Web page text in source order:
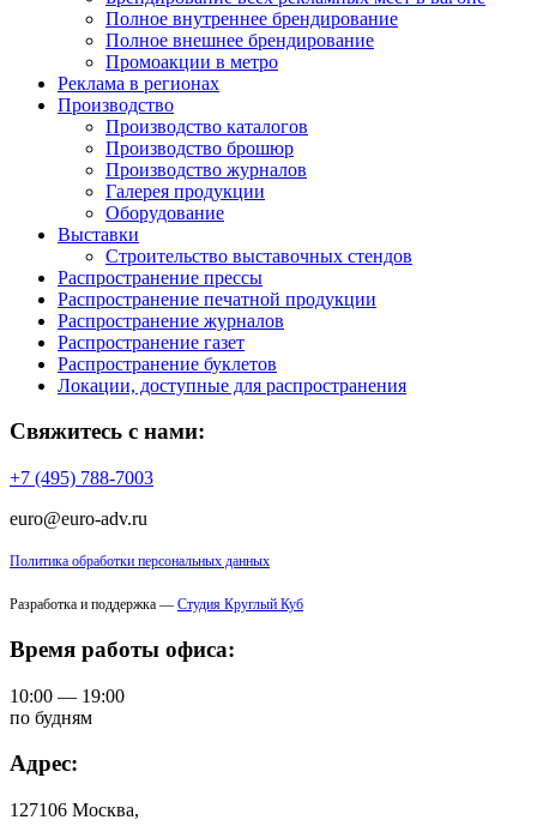
Полное внутреннее брендирование
Полное внешнее брендирование
Промоакции в метро
Реклама в регионах
Производство
Производство каталогов
Производство брошюр
Производство журналов
Галерея продукции
Оборудование
Выставки
Строительство выставочных стендов
Распространение прессы
Распространение печатной продукции
Распространение журналов
Распространение газет
Распространение буклетов
Локации, доступные для распространения
Свяжитесь с нами:
+7 (495) 788-7003
euro@euro-adv.ru
Политика обработки персональных данных
Разработка и поддержка — Студия Круглый Куб
Время работы офиса:
10:00 — 19:00
по будням
Адрес:
127106 Москва,